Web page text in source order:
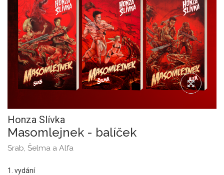
Honza Slívka
Masomlejnek - balíček
Srab, Šelma a Alfa
1. vydání